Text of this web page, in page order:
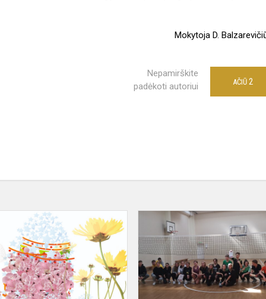
Mokytoja D.
Nepamirškite
padėkoti autoriui
AČIŪ 2
Šv.
Velykų!